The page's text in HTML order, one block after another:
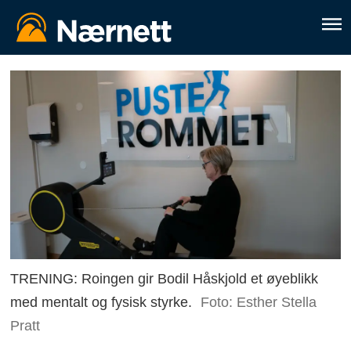
TRENING: Roingen gir Bodil Håskjold et øyeblikk
med mentalt og fysisk styrke.
Foto: Esther Stella
Pratt